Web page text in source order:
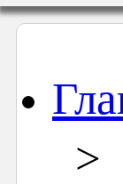
>